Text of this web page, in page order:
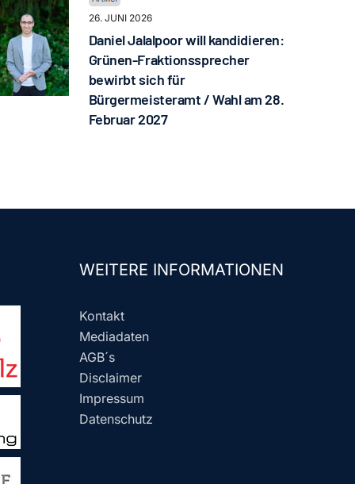
26. JUNI 2026
Daniel Jalalpoor will kandidieren:
Grünen-Fraktionssprecher
bewirbt sich für
Bürgermeisteramt / Wahl am 28.
Februar 2027
WEITERE INFORMATIONEN
Kontakt
Mediadaten
AGB´s
Disclaimer
Impressum
Datenschutz